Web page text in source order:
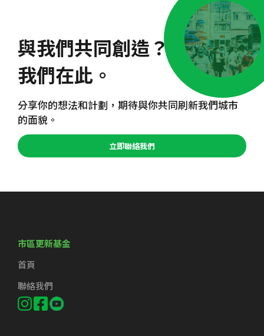
與我們共同創造？
我們在此。
分享你的想法和計劃，期待與你共同刷新我們城市
的面貌。
立即聯絡我們
市區更新基金
首頁
聯絡我們